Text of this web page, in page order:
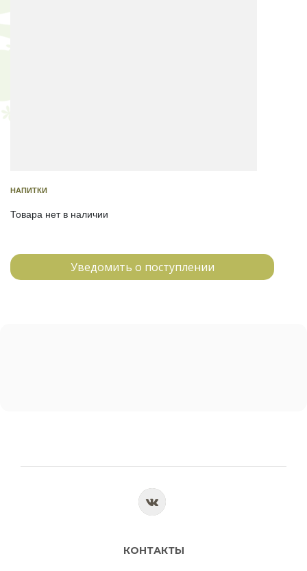
НАПИТКИ
Товара нет в наличии
Уведомить о поступлении
КОНТАКТЫ